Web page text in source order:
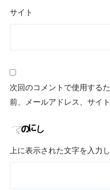
サイト
次回のコメントで使用する
前、メールアドレス、サイト
上に表示された文字を入力